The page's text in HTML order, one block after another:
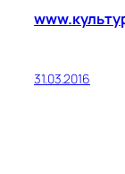
www
31.03.2016